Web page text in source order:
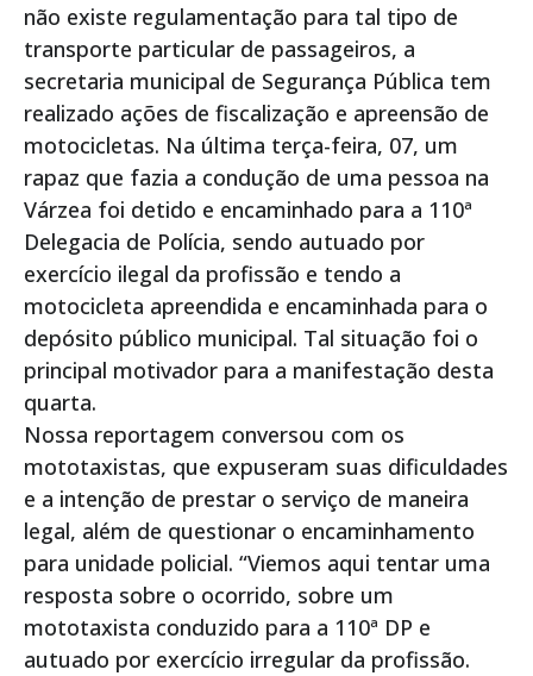
não existe regulamentação para tal tipo de
transporte particular de passageiros, a
secretaria municipal de Segurança Pública tem
realizado ações de fiscalização e apreensão de
motocicletas. Na última terça-feira, 07, um
rapaz que fazia a condução de uma pessoa na
Várzea foi detido e encaminhado para a 110ª
Delegacia de Polícia, sendo autuado por
exercício ilegal da profissão e tendo a
motocicleta apreendida e encaminhada para o
depósito público municipal. Tal situação foi o
principal motivador para a manifestação desta
quarta.
Nossa reportagem conversou com os
mototaxistas, que expuseram suas dificuldades
e a intenção de prestar o serviço de maneira
legal, além de questionar o encaminhamento
para unidade policial. “Viemos aqui tentar uma
resposta sobre o ocorrido, sobre um
mototaxista conduzido para a 110ª DP e
autuado por exercício irregular da profissão.